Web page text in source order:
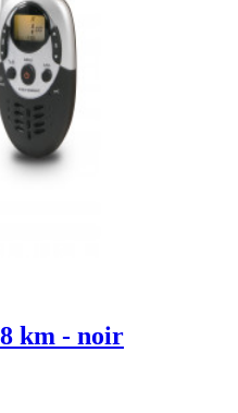
km - noir